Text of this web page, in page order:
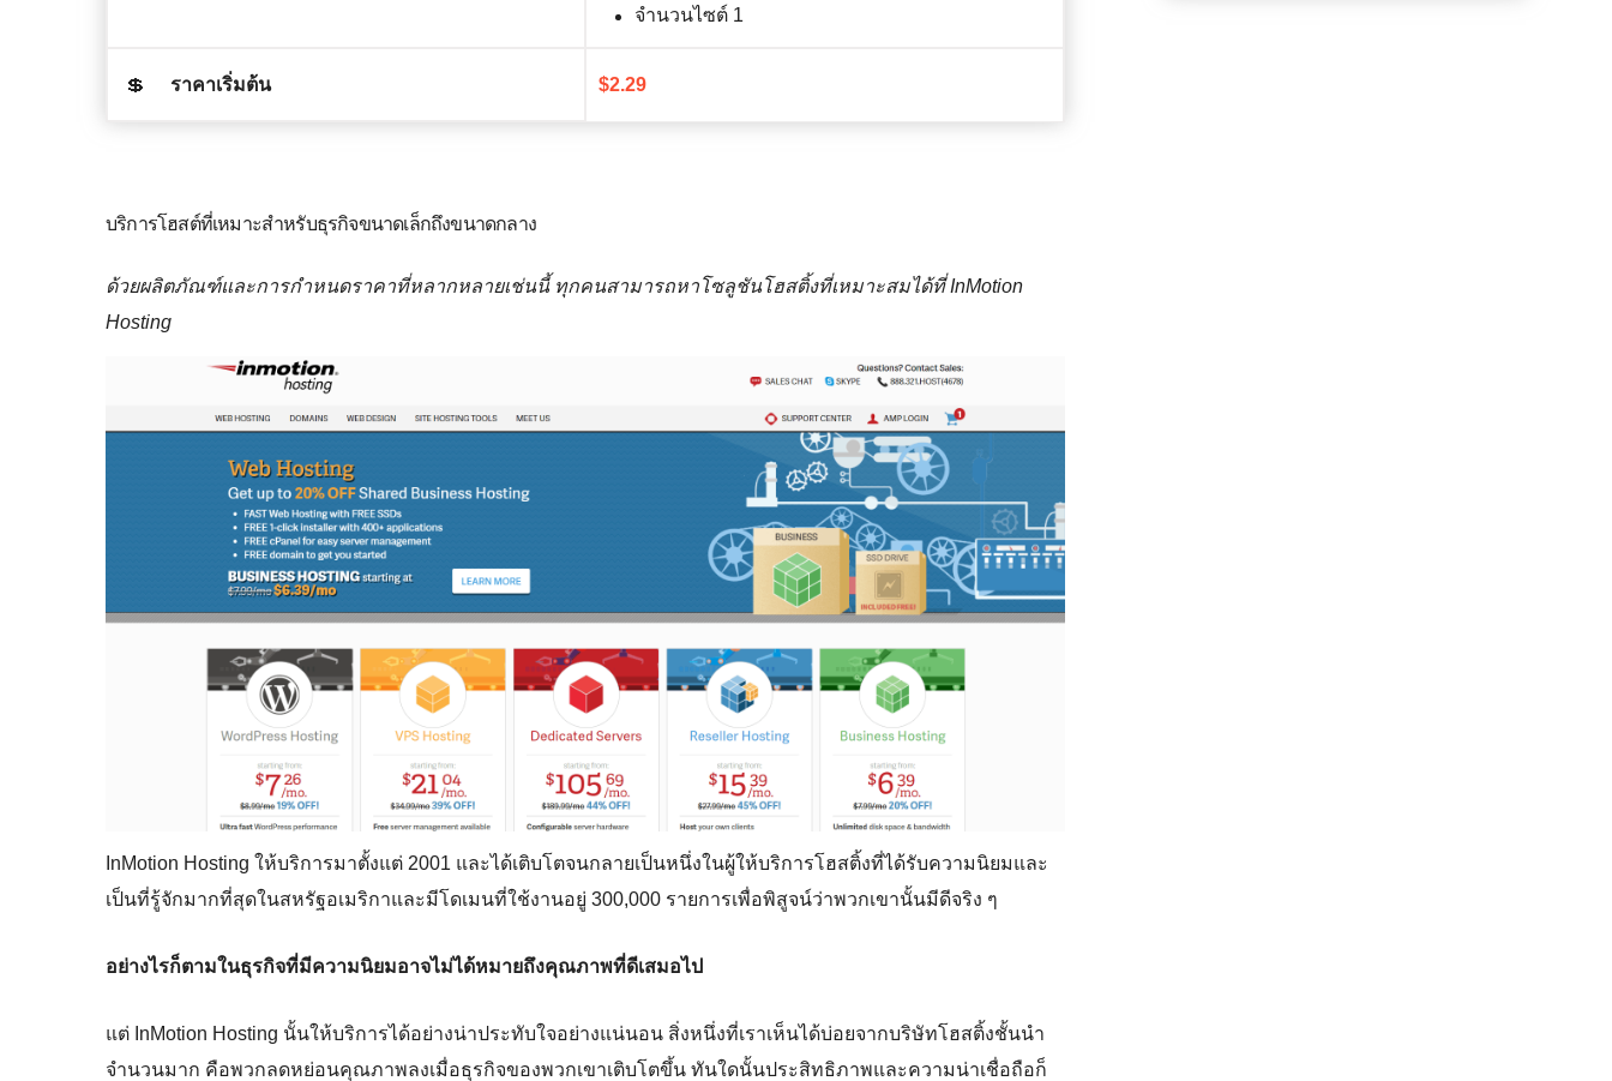
จำนวนไซต์ 1
💲 ราคาเริ่มต้น $2.29
บริการโฮสต์ที่เหมาะสำหรับธุรกิจขนาดเล็กถึงขนาดกลาง
ด้วยผลิตภัณฑ์และการกำหนดราคาที่หลากหลายเช่นนี้ ทุกคนสามารถหาโซลูชันโฮสติ้งที่เหมาะสมได้ที่ InMotion
Hosting
InMotion Hosting ให้บริการมาตั้งแต่ 2001 และได้เติบโตจนกลายเป็นหนึ่งในผู้ให้บริการโฮสติ้งที่ได้รับความนิยมและ
เป็นที่รู้จักมากที่สุดในสหรัฐอเมริกาและมีโดเมนที่ใช้งานอยู่ 300,000 รายการเพื่อพิสูจน์ว่าพวกเขานั้นมีดีจริง ๆ
อย่างไรก็ตามในธุรกิจที่มีความนิยมอาจไม่ได้หมายถึงคุณภาพที่ดีเสมอไป
แต่ InMotion Hosting นั้นให้บริการได้อย่างน่าประทับใจอย่างแน่นอน สิ่งหนึ่งที่เราเห็นได้บ่อยจากบริษัทโฮสติ้งชั้นนำ
จำนวนมาก คือพวกลดหย่อนคุณภาพลงเมื่อธุรกิจของพวกเขาเติบโตขึ้น ทันใดนั้นประสิทธิภาพและความน่าเชื่อถือก็